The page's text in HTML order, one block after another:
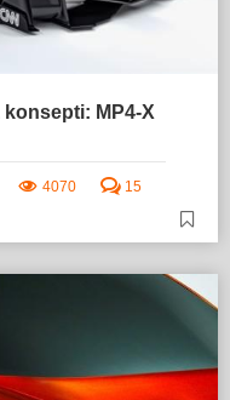
konsepti: MP4-X
4070 15